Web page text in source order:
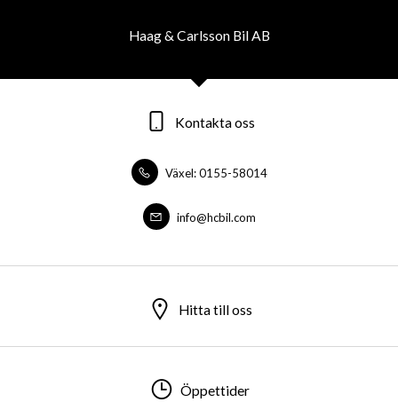
Haag & Carlsson Bil AB
Kontakta oss
Växel: 0155-58014
info@hcbil.com
Hitta till oss
Öppettider